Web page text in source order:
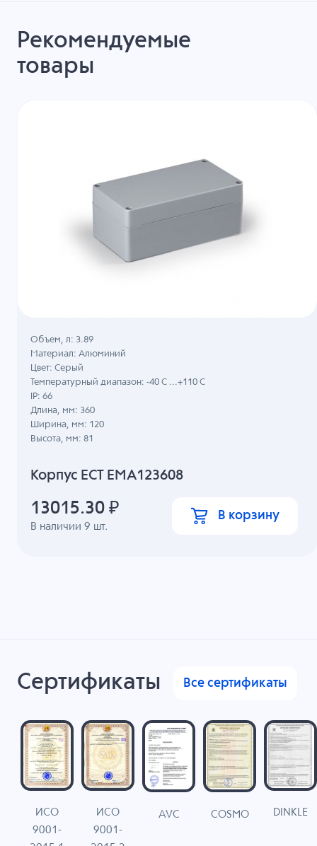
Рекомендуемые
товары
Корпус ECT EMA123608
В наличии9 шт.
Объем, л: 3.89
Материал: Алюминий
Цвет: Серый
Температурный диапазон: -40 C ...+110 C
IP: 66
Длина, мм: 360
Ширина, мм: 120
Высота, мм: 81
13015.30 ₽ В корзину
Сертификаты Все сертификаты
ИСО
9001-
ИСО
9001-
AVC COSMO DINKLE